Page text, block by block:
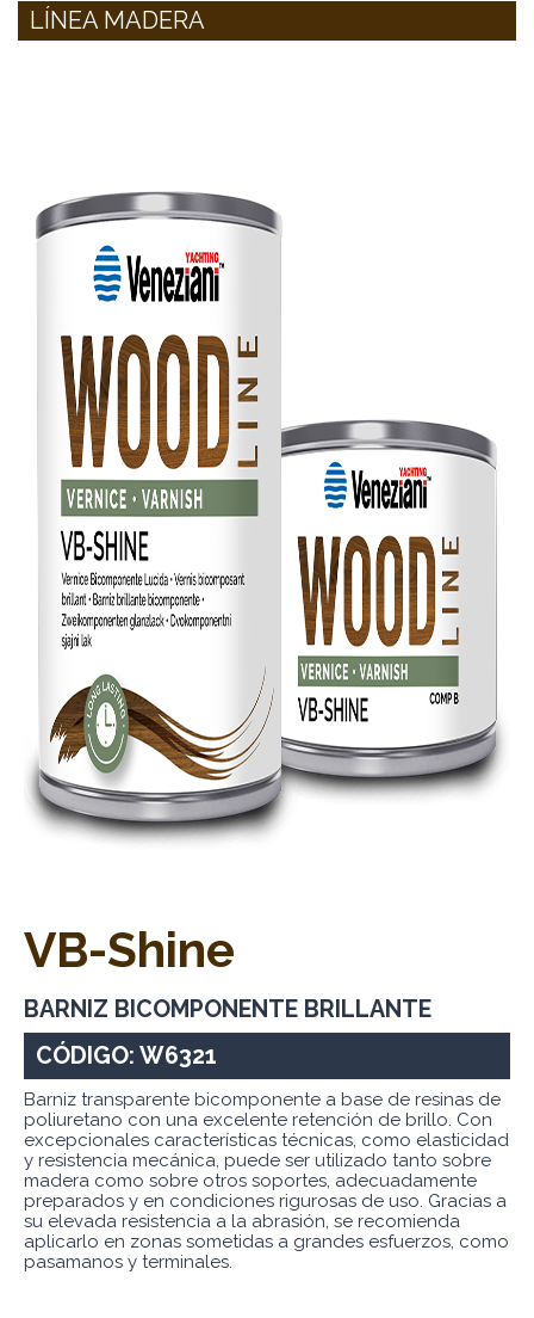
LÍNEA MADERA
VB-Shine
BARNIZ BICOMPONENTE BRILLANTE
CÓDIGO: W6321
Barniz transparente bicomponente a base de resinas de
poliuretano con una excelente retención de brillo. Con
excepcionales características técnicas, como elasticidad
y resistencia mecánica, puede ser utilizado tanto sobre
madera como sobre otros soportes, adecuadamente
preparados y en condiciones rigurosas de uso. Gracias a
su elevada resistencia a la abrasión, se recomienda
aplicarlo en zonas sometidas a grandes esfuerzos, como
pasamanos y terminales.